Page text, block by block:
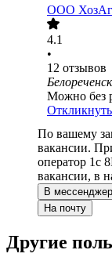
ООО
4.1
•
12 отзывов
Можно без
По вашему
вакансии.
оператор 1с 8
вакансии, в
В мессенджер
На почту
Другие